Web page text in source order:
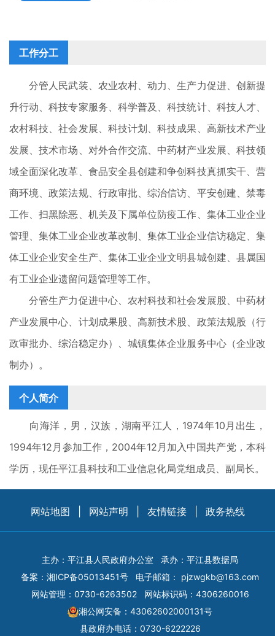
工作分工
分管人民武装、农业农村、动力、生产力促进、创新提
升行动、科技专家服务、科学普及、科技统计、科技人才、
农村科技、社会发展、科技计划、科技成果、高新技术产业
发展、技术市场、对外合作交流、中药材产业发展、科技领
域全面深化改革、食品安全县创建和争创科技真抓实干、营
商环境、政策法规、行政审批、综治信访、平安创建、禁毒
工作、扫黑除恶、机关及下属单位防疫工作、集体工业企业
管理、集体工业企业改革改制、集体工业企业信访稳定、集
体工业企业安全生产、集体工业企业文明县城创建、县属国
有工业企业遗留问题管理等工作。
分管生产力促进中心、农村科技和社会发展股、中药材
产业发展中心、计划成果股、高新技术股、政策法规股（行
政审批办、综治稳定办）、城镇集体企业服务中心（企业改
制办）。
个人简介
向海洋，男，汉族，湖南平江人，1974年10月出生，
1994年12月参加工作，2004年12月加入中国共产党，本科
学历，现任平江县科技和工业信息化局党组成员、副局长。
网站地图 网站声明 友情链接 政务热线
主办：平江县人民政府办公室
承办：平江县数据局
备案： 湘ICP备05013451号 电子邮箱： pjzwgkb@163.com
网站管理：0730-6263502
网站标识码：4306260016
湘公网安备：43062602000131号
县政府办电话：0730-6222226